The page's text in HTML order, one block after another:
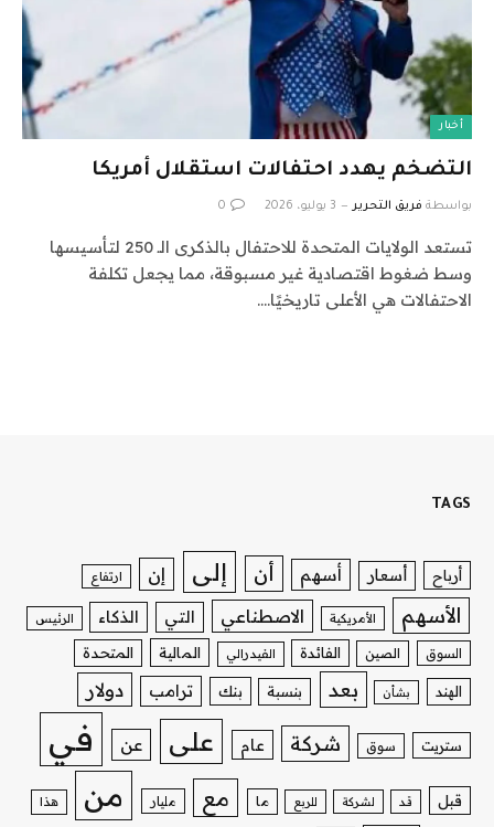
أخبار
التضخم يهدد احتفالات استقلال أمريكا
بواسطة فريق التحرير 3 يوليو، 2026 0
تستعد الولايات المتحدة للاحتفال بالذكرى الـ 250 لتأسيسها
وسط ضغوط اقتصادية غير مسبوقة، مما يجعل تكلفة
الاحتفالات هي الأعلى تاريخيًا.…
TAGS
أرباح أسعار أسهم أن إلى إن ارتفاع
الأسهم الأمريكية الاصطناعي التي الذكاء الرئيس
السوق الصين الفائدة الفيدرالي المالية المتحدة
الهند بشأن بعد بنسبة بنك ترامب دولار
ستريت سوق شركة عام على عن في
قبل قد لشركة للربع ما مع مليار من هذا